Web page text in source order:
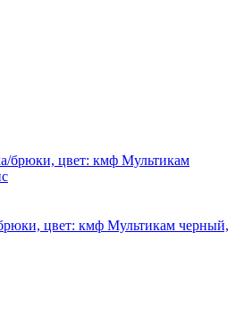
цвет: кмф Мультикам черный,